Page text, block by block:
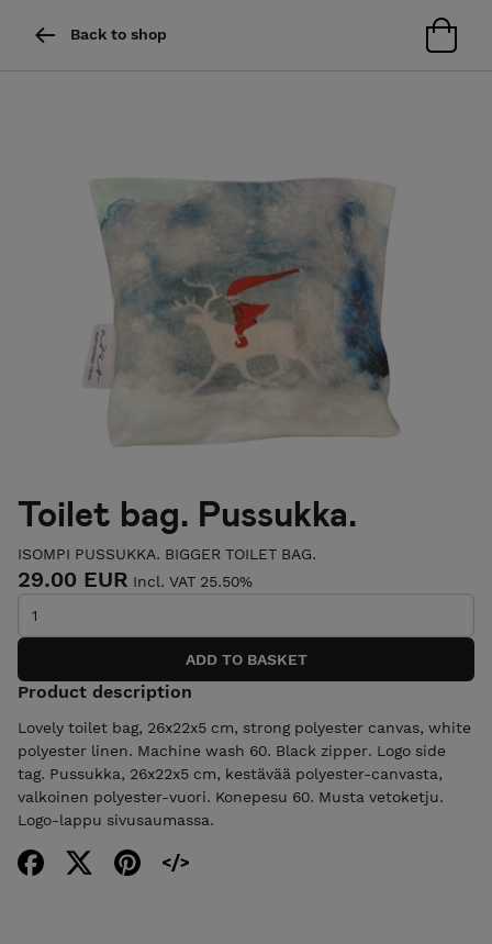
Back to shop
Toilet bag. Pussukka.
ISOMPI PUSSUKKA. BIGGER TOILET BAG.
29.00 EUR Incl. VAT 25.50%
Product description
Lovely toilet bag, 26x22x5 cm, strong polyester canvas, white
polyester linen. Machine wash 60. Black zipper. Logo side
tag. Pussukka, 26x22x5 cm, kestävää polyester-canvasta,
valkoinen polyester-vuori. Konepesu 60. Musta vetoketju.
Logo-lappu sivusaumassa.